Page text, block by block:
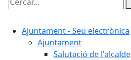
Cercar:
Ajuntament - Seu electrònica
Ajuntament
Salutació de l'alcalde